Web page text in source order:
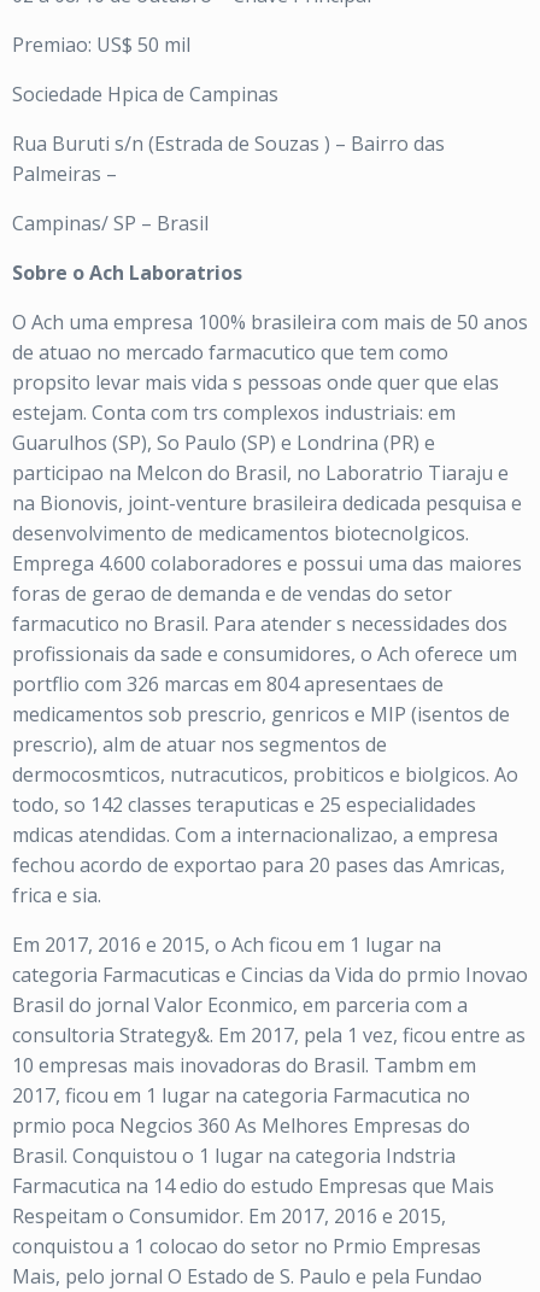
Premiao: US$ 50 mil
Sociedade Hpica de Campinas
Rua Buruti s/n (Estrada de Souzas ) – Bairro das
Palmeiras –
Campinas/ SP – Brasil
Sobre o Ach Laboratrios
O Ach uma empresa 100% brasileira com mais de 50 anos
de atuao no mercado farmacutico que tem como
propsito levar mais vida s pessoas onde quer que elas
estejam. Conta com trs complexos industriais: em
Guarulhos (SP), So Paulo (SP) e Londrina (PR) e
participao na Melcon do Brasil, no Laboratrio Tiaraju e
na Bionovis, joint-venture brasileira dedicada pesquisa e
desenvolvimento de medicamentos biotecnolgicos.
Emprega 4.600 colaboradores e possui uma das maiores
foras de gerao de demanda e de vendas do setor
farmacutico no Brasil. Para atender s necessidades dos
profissionais da sade e consumidores, o Ach oferece um
portflio com 326 marcas em 804 apresentaes de
medicamentos sob prescrio, genricos e MIP (isentos de
prescrio), alm de atuar nos segmentos de
dermocosmticos, nutracuticos, probiticos e biolgicos. Ao
todo, so 142 classes teraputicas e 25 especialidades
mdicas atendidas. Com a internacionalizao, a empresa
fechou acordo de exportao para 20 pases das Amricas,
frica e sia.
Em 2017, 2016 e 2015, o Ach ficou em 1 lugar na
categoria Farmacuticas e Cincias da Vida do prmio Inovao
Brasil do jornal Valor Econmico, em parceria com a
consultoria Strategy&. Em 2017, pela 1 vez, ficou entre as
10 empresas mais inovadoras do Brasil. Tambm em
2017, ficou em 1 lugar na categoria Farmacutica no
prmio poca Negcios 360 As Melhores Empresas do
Brasil. Conquistou o 1 lugar na categoria Indstria
Farmacutica na 14 edio do estudo Empresas que Mais
Respeitam o Consumidor. Em 2017, 2016 e 2015,
conquistou a 1 colocao do setor no Prmio Empresas
Mais, pelo jornal O Estado de S. Paulo e pela Fundao